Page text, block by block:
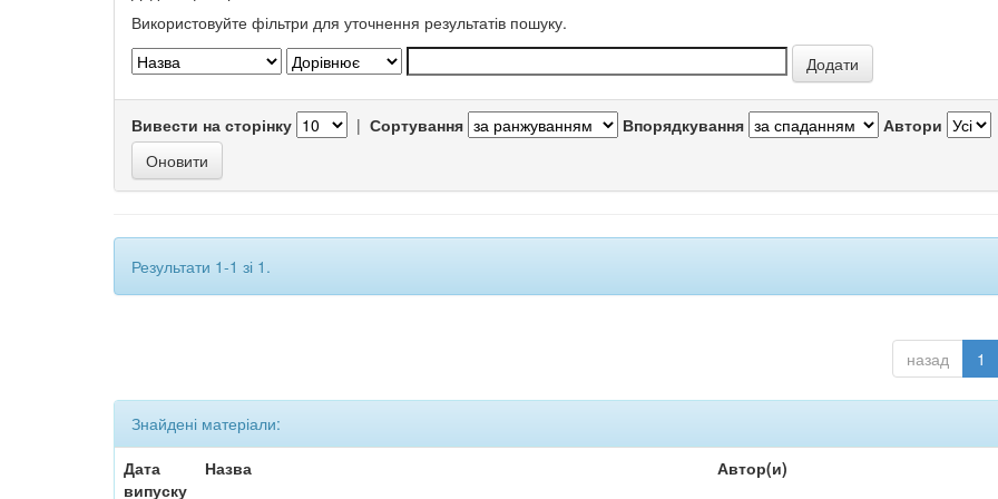
Використовуйте фільтри для уточнення результатів пошуку.
Вивести на сторінку | Сортування Впорядкування Автори
Результати 1-1 зі 1.
назад 1
Знайдені матеріали:
Дата
випуску
Назва Автор(и)